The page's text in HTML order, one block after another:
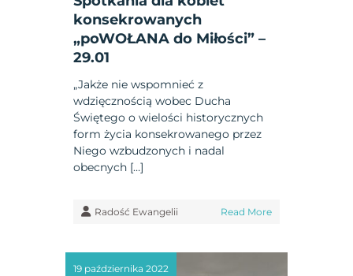
konsekrowanych
„poWOŁANA do Miłości” –
29.01
„Jakże nie wspomnieć z
wdzięcznością wobec Ducha
Świętego o wielości historycznych
form życia konsekrowanego przez
Niego wzbudzonych i nadal
obecnych […]
Radość Ewangelii Read More
19 października 2022